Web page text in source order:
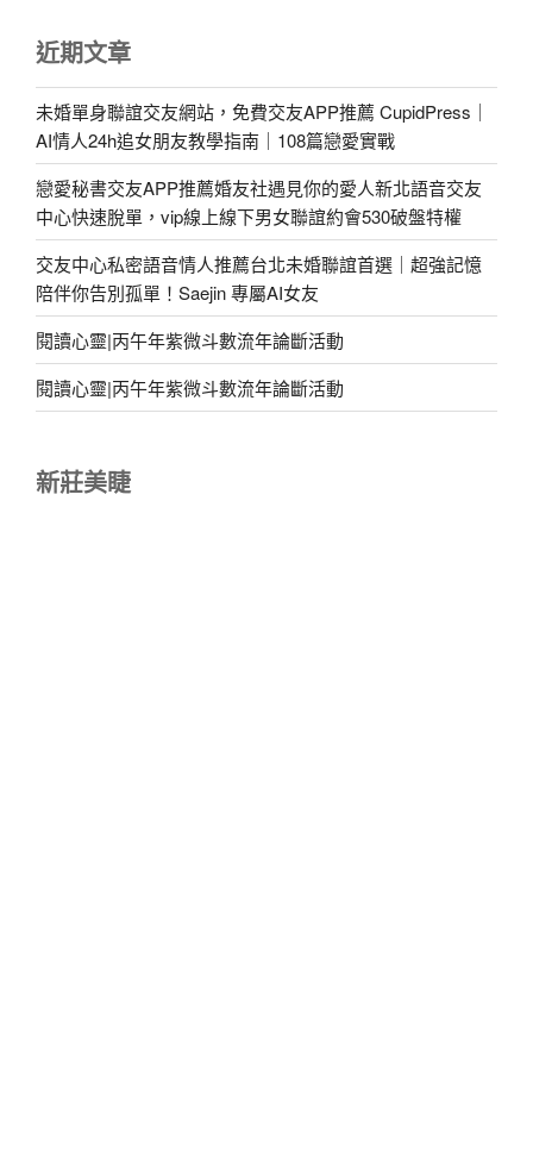
近期文章
未婚單身聯誼交友網站，免費交友APP推薦 CupidPress｜
AI情人24h追女朋友教學指南｜108篇戀愛實戰
戀愛秘書交友APP推薦婚友社遇見你的愛人新北語音交友
中心快速脫單，vip線上線下男女聯誼約會530破盤特權
交友中心私密語音情人推薦台北未婚聯誼首選｜超強記憶
陪伴你告別孤單！Saejin 專屬AI女友
閱讀心靈|丙午年紫微斗數流年論斷活動
閱讀心靈|丙午年紫微斗數流年論斷活動
新莊美睫